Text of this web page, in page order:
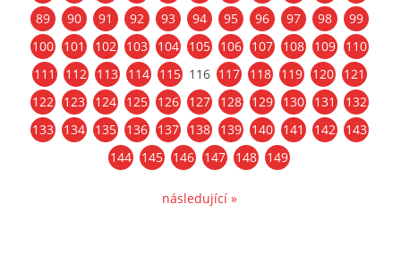
89
90 91 92 93 94 95 96 97 98
99
100 101 102 103 104 105 106 107 108 109 110
111 112 113 114 115 116 117 118 119 120 121
122 123 124 125 126 127 128 129 130 131 132
133 134 135 136 137 138 139 140 141 142 143
144 145 146 147 148 149
následující »